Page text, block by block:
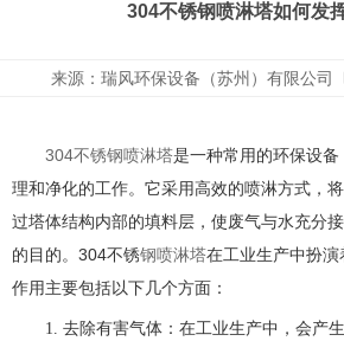
304不锈钢喷淋塔如何发
来源：瑞风环保设备（苏州）有限公
304不锈钢喷淋塔是一种常用的环保设
理和净化的工作。它采用高效的喷淋方式，
过塔体结构内部的填料层，使废气与水充分
的目的。304不锈钢喷淋塔在工业生产中扮
作用主要包括以下几个方面：
1. 去除有害气体：在工业生产中，会产